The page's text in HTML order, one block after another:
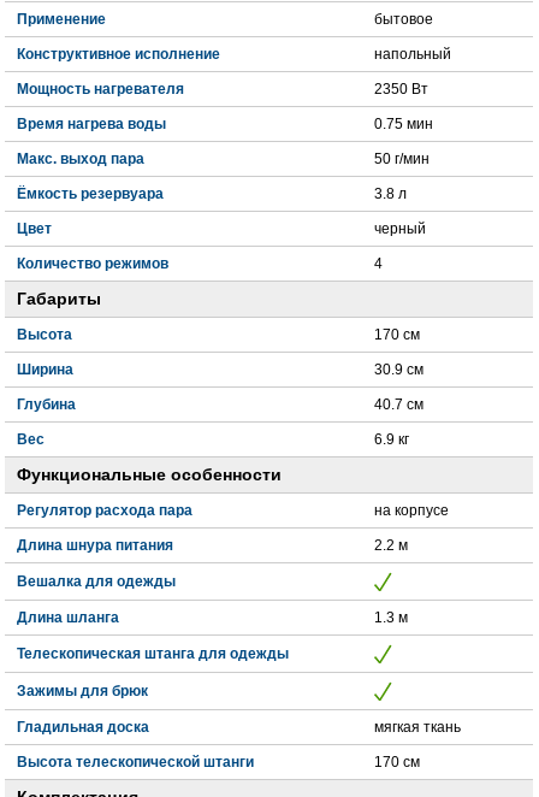
Применение бытовое
Конструктивное исполнение напольный
Мощность нагревателя 2350 Вт
Время нагрева воды 0.75 мин
Макс. выход пара 50 г/мин
Ёмкость резервуара 3.8 л
Цвет черный
Количество режимов 4
Габариты
Высота 170 см
Ширина 30.9 см
Глубина 40.7 см
Вес 6.9 кг
Функциональные особенности
Регулятор расхода пара на корпусе
Длина шнура питания 2.2 м
Вешалка для одежды
Длина шланга 1.3 м
Телескопическая штанга для одежды
Зажимы для брюк
Гладильная доска мягкая ткань
Высота телескопической штанги 170 см